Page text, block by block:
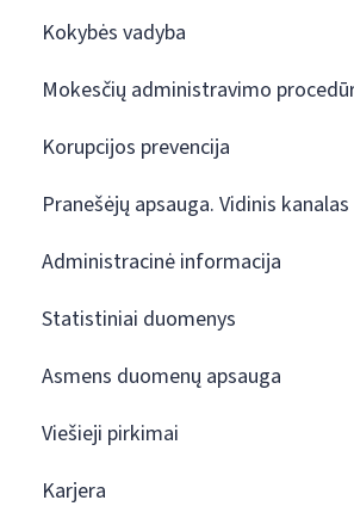
Kokybės vadyba
Mokesčių administravimo
Korupcijos prevencija
Pranešėjų apsauga. Vidinis kanalas
Administracinė informacija
Statistiniai duomenys
Asmens duomenų apsauga
Viešieji pirkimai
Karjera